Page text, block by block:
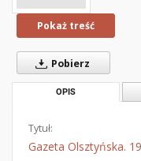
Pokaż treść
Pobierz
OPIS
Tytuł:
Gazeta Olsztyńska.